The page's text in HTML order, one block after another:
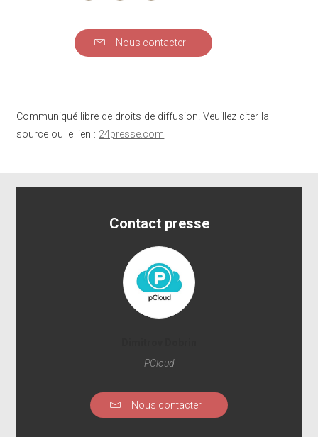
Nous contacter
Communiqué libre de droits de diffusion. Veuillez citer la
source ou le lien : 24presse.com
Contact presse
PCloud
Nous contacter